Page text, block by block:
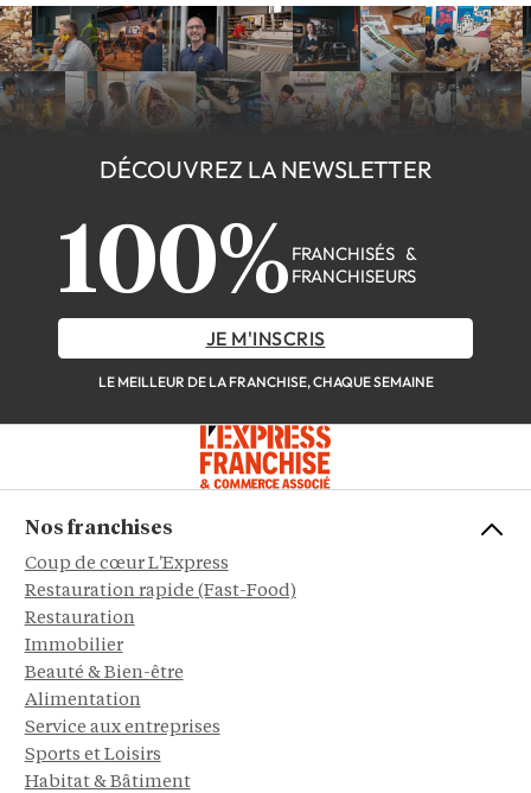
DÉCOUVREZ LA NEWSLETTER
100% FRANCHISÉS &
FRANCHISEURS
JE M'INSCRIS
LE MEILLEUR DE LA FRANCHISE, CHAQUE SEMAINE
Nos franchises
Coup de cœur L'Express
Restauration rapide (Fast-Food)
Restauration
Immobilier
Beauté & Bien-être
Alimentation
Service aux entreprises
Sports et Loisirs
Habitat & Bâtiment